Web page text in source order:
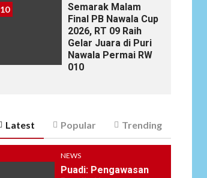
10
Semarak Malam
Final PB Nawala Cup
2026, RT 09 Raih
Gelar Juara di Puri
Nawala Permai RW
010
Latest Popular Trending
NEWS
Puadi: Pengawasan